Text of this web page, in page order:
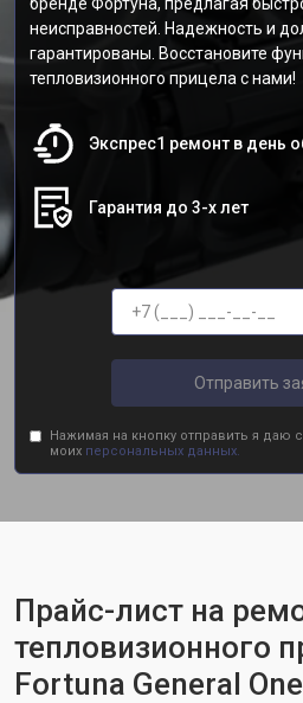
неисправностей. Надежность и
гарантированы. Восстановите
тепловизионного прицела с нами!
Экспрес1 ремонт в день
Гарантия до 3-х лет
Отправить
Нажимая на кнопку отправить я даю
моих персональных данных.
Прайс-лист на
тепловизионного
Fortuna General